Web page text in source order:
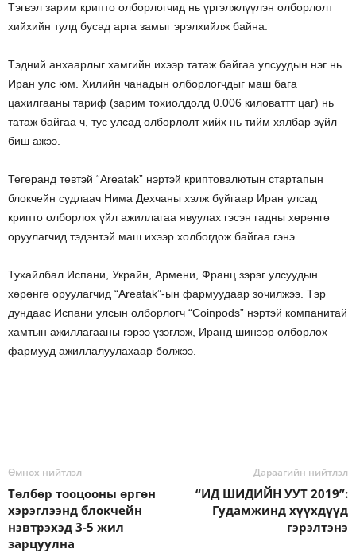
Тэгвэл зарим крипто олборлогчид нь үргэлжлүүлэн олборлолт
хийхийн тулд бусад арга замыг эрэлхийлж байна.
Тэдний анхаарлыг хамгийн ихээр татаж байгаа улсуудын нэг нь
Иран улс юм. Хилийн чанадын олборлогчдыг маш бага
цахилгааны тариф (зарим тохиолдолд 0.006 киловаттт цаг) нь
татаж байгаа ч, тус улсад олборлолт хийх нь тийм хялбар зүйл
биш ажээ.
Тегеранд төвтэй “Areatak” нэртэй криптовалютын стартапын
блокчейн судлаач Нима Дехчаны хэлж буйгаар Иран улсад
крипто олборлох үйл ажиллагаа явуулах гэсэн гадны хөрөнгө
оруулагчид тэдэнтэй маш ихээр холбогдож байгаа гэнэ.
Тухайлбал Испани, Украйн, Армени, Франц зэрэг улсуудын
хөрөнгө оруулагчид “Areatak”-ын фармуудаар зочилжээ. Тэр
дундаас Испани улсын олборлогч “Coinpods” нэртэй компанитай
хамтын ажиллагааны гэрээ үзэглэж, Иранд шинээр олборлох
фармууд ажиллалуулахаар болжээ.
Өмнөх нийтлэл
Төлбөр тооцооны өргөн
хэрэглээнд блокчейн
нэвтрэхэд 3-5 жил
зарцуулна
Дараагийн нийтлэл
“ИД ШИДИЙН УУТ 2019”:
Гудамжинд хүүхдүүд
гэрэлтэнэ